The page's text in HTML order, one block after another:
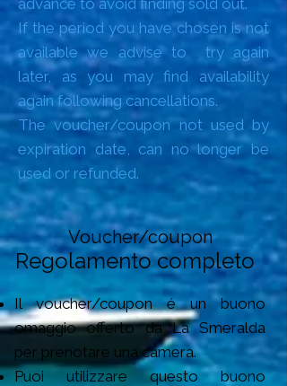
advance to avoid finding sold out.
If the period you have chosen is not
available we advise to try again
later, as you may find availability
again following cancellations.
The voucher/coupon not used by
expiration date, can no longer be
used or refunded.
Voucher/coupon
Regolamento completo
Il voucher/coupon é un buono
omaggio offerto da La Smeralda
per prenotare una camera.
Puoi utilizzare questo buono